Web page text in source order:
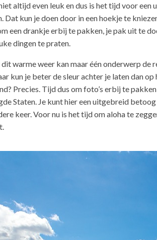
altijd even leuk en dus is het tijd voor
Dat kun je doen door in een hoekje te
een drankje erbij te pakken, je pak uit te
dingen te praten.
dit warme weer kan maar één onderwerp de
kun je beter de sleur achter je laten dan
Precies. Tijd dus om foto’s erbij te
Staten. Je kunt hier een uitgebreid
keer. Voor nu is het tijd om aloha te